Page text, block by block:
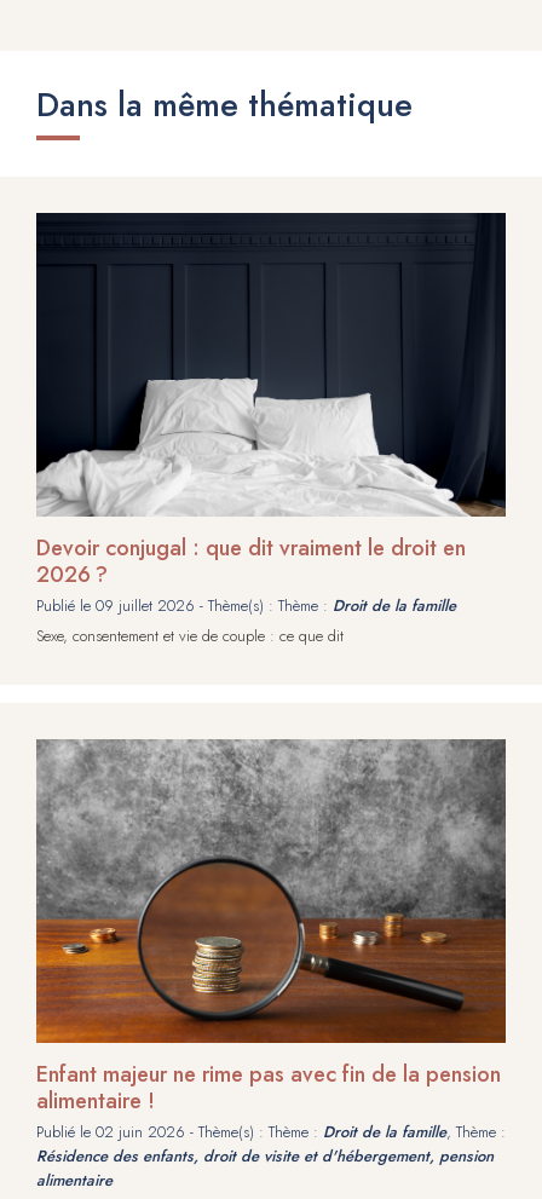
Dans la même thématique
Devoir conjugal : que dit vraiment le droit en
2026 ?
Publié le 09 juillet 2026 - Thème(s) : Thème : Droit de la famille
Sexe, consentement et vie de couple : ce que dit
Enfant majeur ne rime pas avec fin de la pension
alimentaire !
Publié le 02 juin 2026 - Thème(s) : Thème : Droit de la famille, Thème :
Résidence des enfants, droit de visite et d'hébergement, pension
alimentaire